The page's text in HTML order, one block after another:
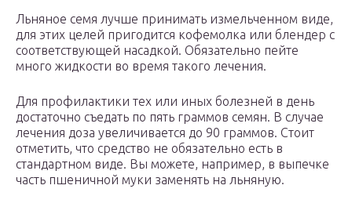
Льняное семя лучше принимать измельченном виде,
для этих целей пригодится кофемолка или блендер с
соответствующей насадкой. Обязательно пейте
много жидкости во время такого лечения.
Для профилактики тех или иных болезней в день
достаточно съедать по пять граммов семян. В случае
лечения доза увеличивается до 90 граммов. Стоит
отметить, что средство не обязательно есть в
стандартном виде. Вы можете, например, в выпечке
часть пшеничной муки заменять на льняную.